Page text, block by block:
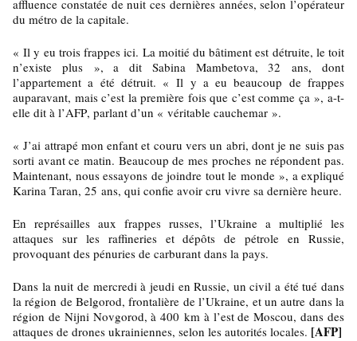
affluence constatée de nuit ces dernières années, selon l’opérateur
du métro de la capitale.
« Il y eu trois frappes ici. La moitié du bâtiment est détruite, le toit
n’existe plus », a dit Sabina Mambetova, 32 ans, dont
l’appartement a été détruit. « Il y a eu beaucoup de frappes
auparavant, mais c’est la première fois que c’est comme ça », a-t-
elle dit à l’AFP, parlant d’un « véritable cauchemar ».
« J’ai attrapé mon enfant et couru vers un abri, dont je ne suis pas
sorti avant ce matin. Beaucoup de mes proches ne répondent pas.
Maintenant, nous essayons de joindre tout le monde », a expliqué
Karina Taran, 25 ans, qui confie avoir cru vivre sa dernière heure.
En représailles aux frappes russes, l’Ukraine a multiplié les
attaques sur les raffineries et dépôts de pétrole en Russie,
provoquant des pénuries de carburant dans la pays.
Dans la nuit de mercredi à jeudi en Russie, un civil a été tué dans
la région de Belgorod, frontalière de l’Ukraine, et un autre dans la
région de Nijni Novgorod, à 400 km à l’est de Moscou, dans des
attaques de drones ukrainiennes, selon les autorités locales. [AFP]